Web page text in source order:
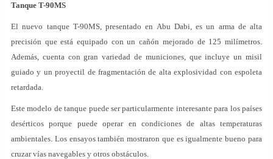
Tanque T-90MS
El nuevo tanque T-90MS, presentado en Abu Dabi, es un arma de alta
precisión que está equipado con un cañón mejorado de 125 milímetros.
Además, cuenta con gran variedad de municiones, que incluye un misil
guiado y un proyectil de fragmentación de alta explosividad con espoleta
retardada.
Este modelo de tanque puede ser particularmente interesante para los países
desérticos porque puede operar en condiciones de altas temperaturas
ambientales. Los ensayos también mostraron que es igualmente bueno para
cruzar vías navegables y otros obstáculos.